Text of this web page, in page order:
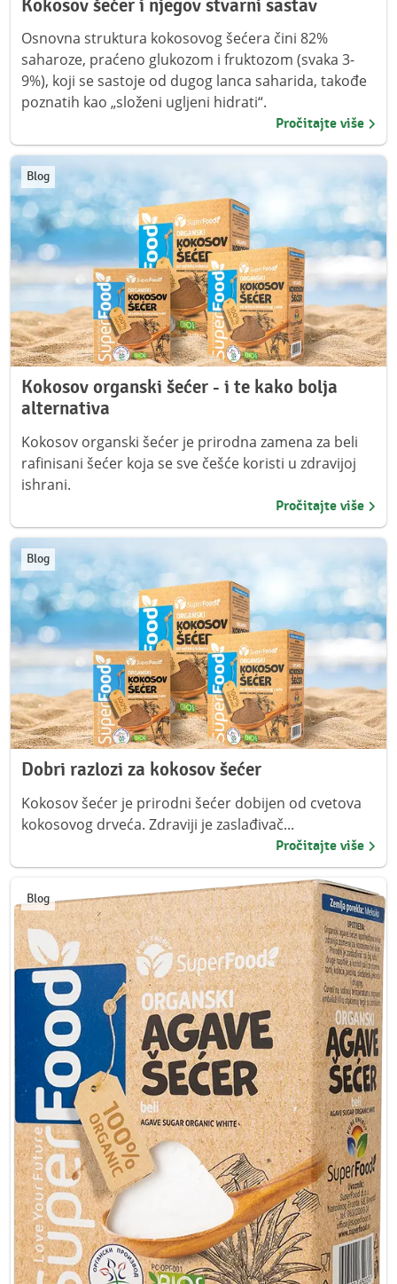
Kokosov šećer i njegov stvarni sastav
Osnovna struktura kokosovog šećera čini 82%
saharoze, praćeno glukozom i fruktozom (svaka 3-
9%), koji se sastoje od dugog lanca saharida, takođe
poznatih kao „složeni ugljeni hidrati“.
Pročitajte više
Kokosov organski šećer - i te kako bolja
alternativa
Blog
Kokosov organski šećer je prirodna zamena za beli
rafinisani šećer koja se sve češće koristi u zdravijoj
ishrani.
Pročitajte više
Dobri razlozi za kokosov šećer
Blog
Kokosov šećer je prirodni šećer dobijen od cvetova
kokosovog drveća. Zdraviji je zaslađivač...
Pročitajte više
Blog